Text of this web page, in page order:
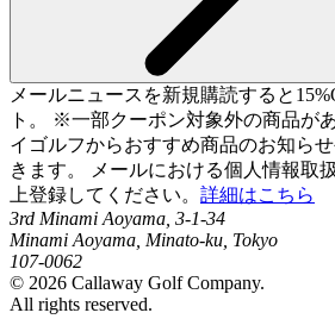
メールニュースを新規購読すると
ト。 ※一部クーポン対象外の商品が
イゴルフからおすすめ商品のお知ら
きます。 メールにおける個人情報取
上登録してください。 詳細はこちら
3rd Minami Aoyama, 3-1-34
Minami Aoyama, Minato-ku, Tokyo
107-0062
© 2026 Callaway Golf Company.
All rights reserved.